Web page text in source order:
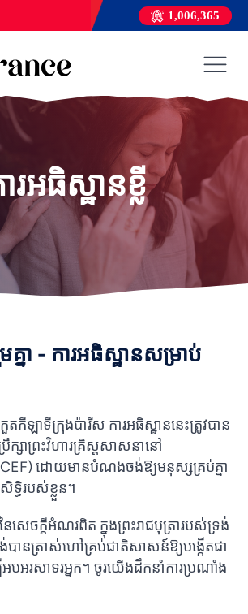
1,006,365
រអធិស្ឋានខ្លី
គ្នា - ការអធិស្ឋានសម្រាប់
តកីឡាទីក្រុងប៉ារីស ការអធិស្ឋាននេះត្រូវបាន
សាព្រះវិហារគ្រិស្តសាសនានៅ
ដោយមានបំណងចង់ឱ្យមនុស្សគ្រប់គ្នា
សិទ្ធិរបស់ខ្លួន។
ៃសេចក្តីអំណរពិត ក្នុងព្រះរាជបុត្រារបស់ទ្រង់
បានត្រាស់ហៅគ្រប់ជាតិសាសន៍ឱ្យបង្កើតជា
បអរសាទរអ្នក។ ចូរយើងដឹកនាំការប្រណាំង